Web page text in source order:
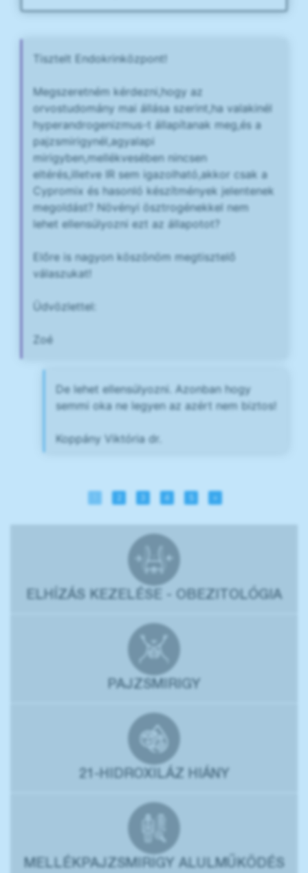
Tisztelt Endokrinközpont!
Megszeretném kérdezni,hogy az
orvostudomány mai állása szerint,ha valakinél
hyperandrogenizmus-t állapítanak meg,és a
pajzsmirigynél,agyalapi
mirigyben,mellékvesében nincsen
eltérés,illetve IR sem igazolható,akkor csak a
Cypromix és hasonló készítmények jelentenek
megoldást? Növényi ösztrogénekkel nem
lehet ellensúlyozni ezt az állapotot?
Előre is nagyon köszönöm megtisztelő
válaszukat!
Üdvözlettel:
Zoé
De lehet ellensúlyozni. Azonban hogy
semmi oka ne legyen az azért nem biztos!
Koppány Viktória dr.
4 »
ELHÍZÁS KEZELÉSE - OBEZITOLÓGIA
PAJZSMIRIGY
21-HIDROXILÁZ HIÁNY
MELLÉKPAJZSMIRIGY ALULMŰKÖDÉS